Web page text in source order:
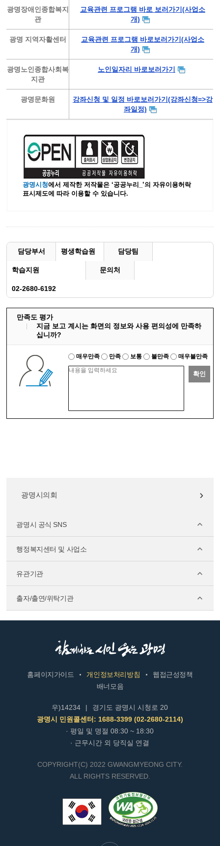
광명장애인종합복지
관
교육관련 프로그램 바로 보러가기(사업소
개)
광명 지역자활센터
교육관련 프로그램 바로보러가기(사업소
개)
광명노인종합사회복
지관
노인일자리 바로보러가기
광명문화원
강좌신청 및 일정 바로보러가기(강좌신청=>강
좌일정)
광명시청에서 제작한 저작물은 ‘공공누리_’의 자유이용허락
표시제도에 따라 이용할 수 있습니다.
담당부서 평생학습원 담당팀
학습지원 문의처
02-2680-6192
만족도 평가
지금 보고 계시는 화면의 정보와 사용 편의성에 만족하
십니까?
매우만족 만족 보통 불만족 매우불만족
확인
광명시의회
광명시 공식 SNS
행정복지센터 및 사업소
유관기관
출자/출연/위탁기관
홈페이지가이드 개인정보처리방침
웹접근성정책
배너모음
우)14234 |
경기도 광명시 시청로 20
광명시 민원콜센터: 1688-3399 (02-2680-2114)
· 평일 및 명절 08:30 ~ 18:30
· 근무시간 외 당직실 연결
COPYRIGHT(C) 2022 GWANGMYEONG CITY.
ALL RIGHTS RESERVED.